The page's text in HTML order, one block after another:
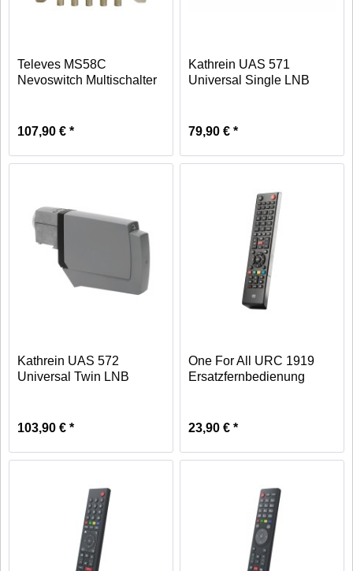
Televes MS58C
Nevoswitch Multischalter
107,90 € *
Kathrein UAS 571
Universal Single LNB
79,90 € *
Kathrein UAS 572
Universal Twin LNB
103,90 € *
One For All URC 1919
Ersatzfernbedienung
23,90 € *